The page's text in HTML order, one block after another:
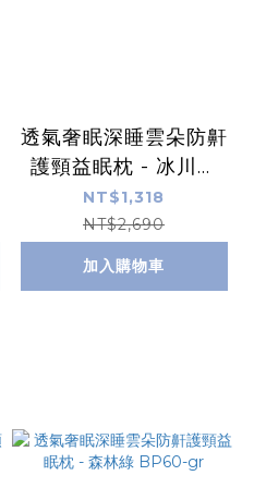
透氣奢眠深睡雲朵防鼾
護頸益眠枕 - 冰川藍
(獨家限定色) BP60-b
l
NT$1,318
NT$2,690
加入購物車